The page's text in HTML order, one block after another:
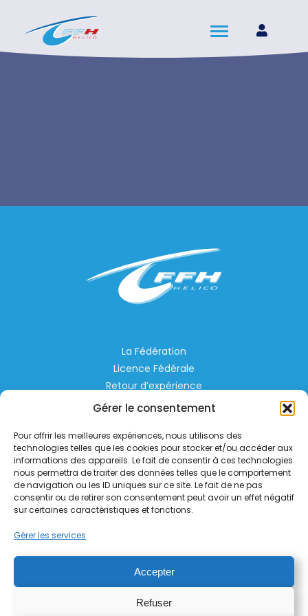
Gérer le consentement
Pour offrir les meilleures expériences, nous utilisons des
technologies telles que les cookies pour stocker et/ou accéder aux
informations des appareils. Le fait de consentir à ces technologies
nous permettra de traiter des données telles que le comportement
de navigation ou les ID uniques sur ce site. Le fait de ne pas
consentir ou de retirer son consentement peut avoir un effet négatif
sur certaines caractéristiques et fonctions.
Gérer les services
Accepter
Refuser
La Fédération
Licence Fédérale
Retour d’expérience
Espace Privé
Liens Utiles
Aérodrome de Lognes Emerainville
77185 LOGNES
contact@helico.org